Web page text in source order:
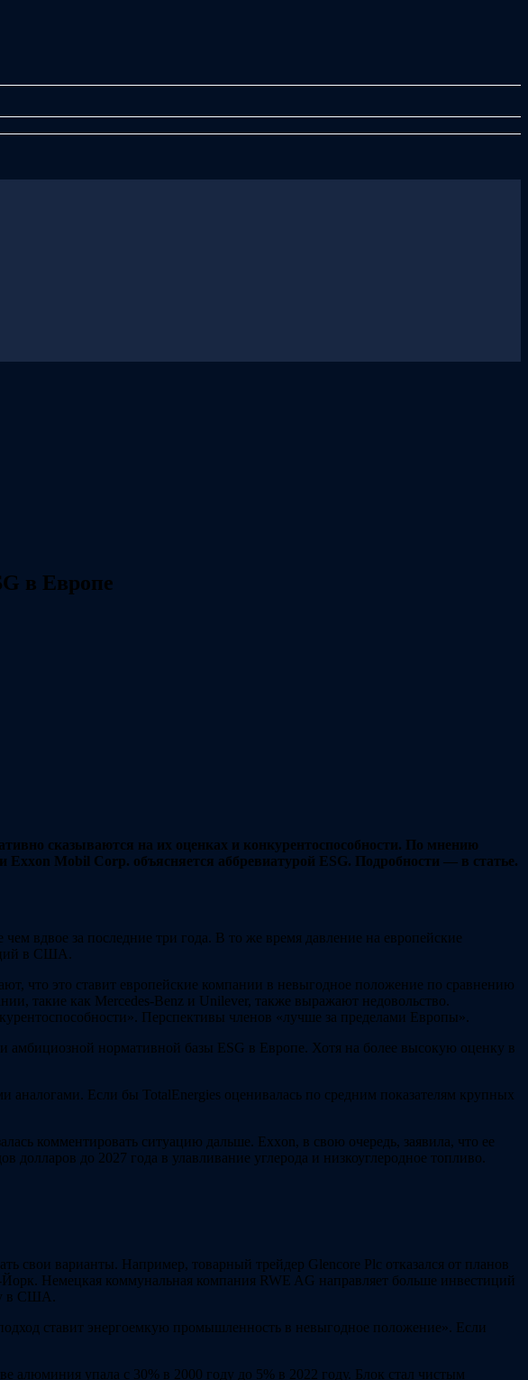
в Европе
сказываются на их оценках и конкурентоспособности. По мнению
Mobil Corp. объясняется аббревиатурой ESG. Подробности — в статье.
вдвое за последние три года. В то же время давление на европейские
в США.
что это ставит европейские компании в невыгодное положение по сравнению
такие как Mercedes-Benz и Unilever, также выражают недовольство.
Перспективы членов «лучше за пределами Европы».
амбициозной нормативной базы ESG в Европе. Хотя на более высокую оценку в
Если бы TotalEnergies оценивалась по средним показателям крупных
комментировать ситуацию дальше. Exxon, в свою очередь, заявила, что ее
до 2027 года в улавливание углерода и низкоуглеродное топливо.
свои варианты. Например, товарный трейдер Glencore Plc отказался от планов
Немецкая коммунальная компания RWE AG направляет больше инвестиций
в США.
ставит энергоемкую промышленность в невыгодное положение». Если
алюминия упала с 30% в 2000 году до 5% в 2022 году. Блок стал чистым